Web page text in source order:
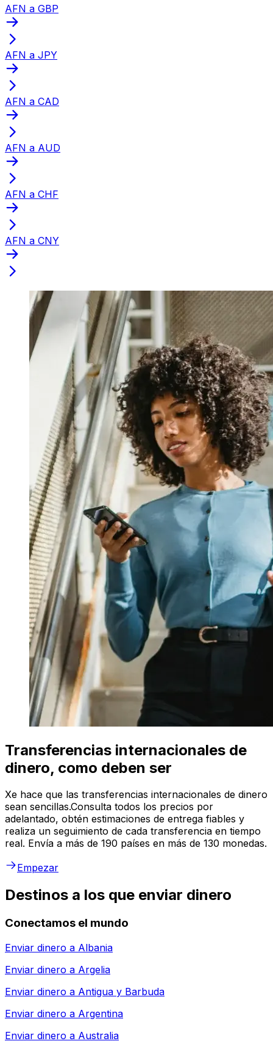
AFN a GBP
AFN a JPY
AFN a CAD
AFN a AUD
AFN a CHF
AFN a CNY
Transferencias internacionales de
dinero, como deben ser
Xe hace que las transferencias internacionales de dinero
sean sencillas.Consulta todos los precios por
adelantado, obtén estimaciones de entrega fiables y
realiza un seguimiento de cada transferencia en tiempo
real. Envía a más de 190 países en más de 130 monedas.
Empezar
Destinos a los que enviar dinero
Conectamos el mundo
Enviar dinero a Albania
Enviar dinero a Argelia
Enviar dinero a Antigua y Barbuda
Enviar dinero a Argentina
Enviar dinero a Australia